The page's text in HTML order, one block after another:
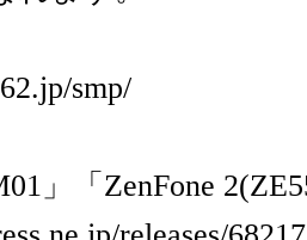
smp/
」「ZenFone